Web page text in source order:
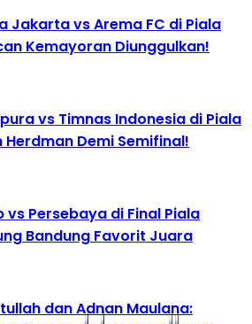
Jakarta vs Arema FC di Piala
Kemayoran Diunggulkan!
vs Timnas Indonesia di Piala
Herdman Demi Semifinal!
vs Persebaya di Final Piala
Bandung Favorit Juara
dan Adnan Maulana: